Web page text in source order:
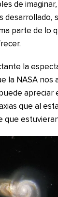
de
desarrollado,
parte de lo
la
la NASA nos
apreciar
que al
que